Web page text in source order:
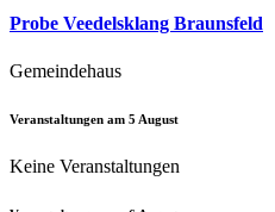
Probe Veedelsklang Braunsfeld
Gemeindehaus
Veranstaltungen am 5 August
Keine Veranstaltungen